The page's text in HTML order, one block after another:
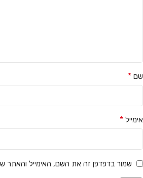
שם *
אימייל *
שמור בדפדפן זה את השם, האימייל והאתר